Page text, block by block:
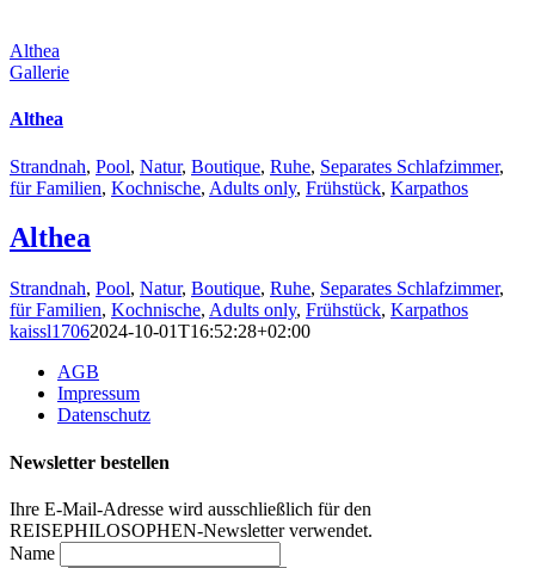
Althea
Gallerie
Althea
Strandnah, Pool, Natur, Boutique, Ruhe, Separates Schlafzimmer,
für Familien, Kochnische, Adults only, Frühstück, Karpathos
Althea
Strandnah, Pool, Natur, Boutique, Ruhe, Separates Schlafzimmer,
für Familien, Kochnische, Adults only, Frühstück, Karpathos
kaissl17062024-10-01T16:52:28+02:00
AGB
Impressum
Datenschutz
Newsletter bestellen
Ihre E-Mail-Adresse wird ausschließlich für den
REISEPHILOSOPHEN-Newsletter verwendet.
Name